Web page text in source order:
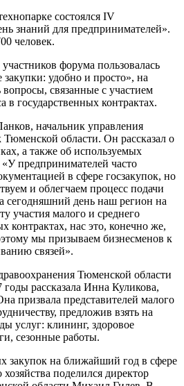
состоялся IV
знаний для предпринимателей».
человек.
форума пользовалась
закупки: удобно и просто», на
вопросы, связанные с участием
в государственных контрактах.
начальник управления
Тюменской области. Он рассказал о
а также об используемых
предпринимателей часто
в сфере госзакупок, но
и облегчаем процесс подачи
сегодняшний день наш регион на
участия малого и среднего
контрактах, нас это, конечно же,
мы призываем бизнесменов к
связей».
Тюменской области
рассказала Инна Куликова,
призвала представителей малого
предложив взять на
услуг: клининг, здоровое
сезонные работы.
закупок на ближайший год в сфере
поделился директор